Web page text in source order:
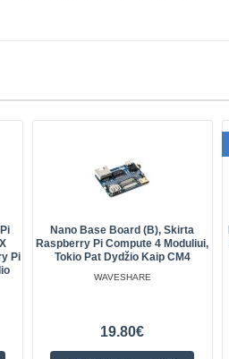
Pi
Nano Base Board (B), Skirta
Raspberry Pi Compute 4 Moduliui,
Tokio Pat Dydžio Kaip CM4
WAVESHARE
19.80€